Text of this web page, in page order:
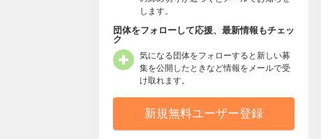
します。
団体をフォローして応援、最新情報もチェッ
ク
気になる団体をフォローすると新しい募
集を公開したときなど情報をメールで受
け取れます。
新規無料ユーザー登録